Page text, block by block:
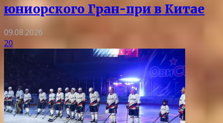
юниорского Гран-при в Китае
09.08.2026
20